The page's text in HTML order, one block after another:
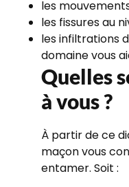
les
les fissures au
les infiltrations
domaine vous
Quelles
à vous ?
À partir de ce
maçon vous
entamer. Soit :